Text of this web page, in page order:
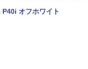
オフホワイト